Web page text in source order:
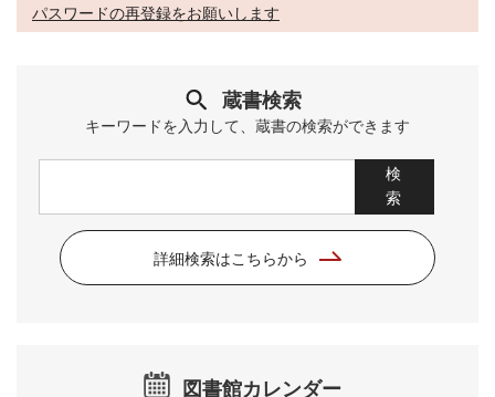
パスワードの再登録をお願いします
蔵書検索
キーワードを入力して、蔵書の検索ができます
詳細検索はこちらから
図書館カレンダー